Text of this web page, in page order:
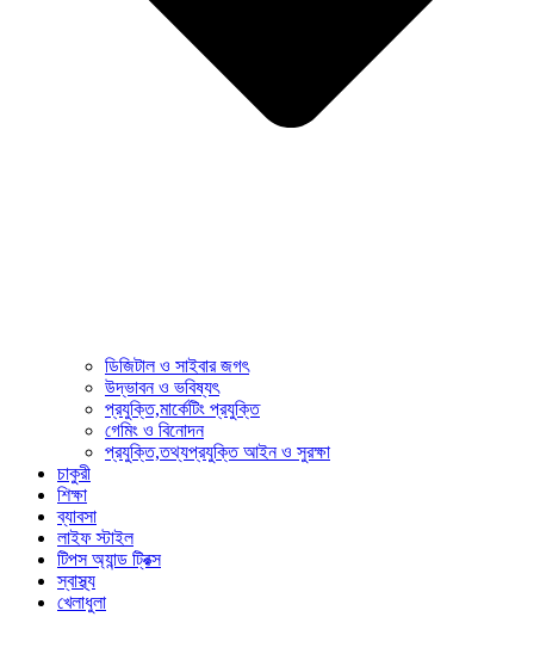
ডিজিটাল ও সাইবার জগৎ
উদ্ভাবন ও ভবিষ্যৎ
প্রযুক্তি,মার্কেটিং প্রযুক্তি
গেমিং ও বিনোদন
প্রযুক্তি,তথ্যপ্রযুক্তি আইন ও সুরক্ষা
চাকুরী
শিক্ষা
ব্যাবসা
লাইফ স্টাইল
টিপস অ্যান্ড ট্রিক্স
স্বাস্থ্য
খেলাধুলা